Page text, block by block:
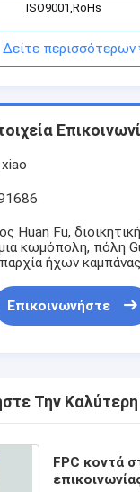
ISO9001,RoHs
Δείτε περισσότερων
Huan Fu,
κωμόπολη, πόλη
ήχων
Επικοινωνήστε
Την Καλύτερη
FPC κοντά